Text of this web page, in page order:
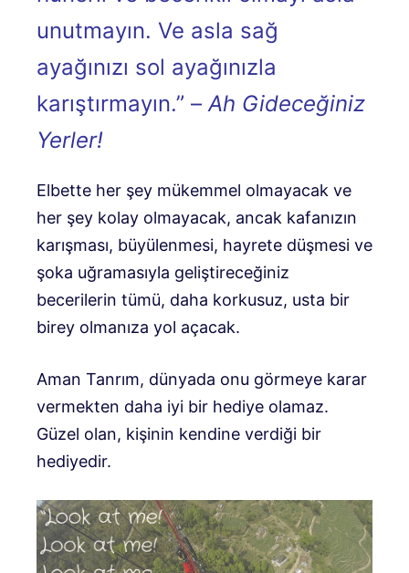
unutmayın. Ve asla sağ
ayağınızı sol ayağınızla
karıştırmayın.” – Ah Gideceğiniz
Yerler!
Elbette her şey mükemmel olmayacak ve
her şey kolay olmayacak, ancak kafanızın
karışması, büyülenmesi, hayrete düşmesi ve
şoka uğramasıyla geliştireceğiniz
becerilerin tümü, daha korkusuz, usta bir
birey olmanıza yol açacak.
Aman Tanrım, dünyada onu görmeye karar
vermekten daha iyi bir hediye olamaz.
Güzel olan, kişinin kendine verdiği bir
hediyedir.